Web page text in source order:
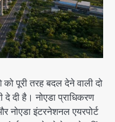
पूरी तरह बदल देने वाली दो
दी है। नोएडा प्राधिकरण
नोएडा इंटरनेशनल एयरपोर्ट